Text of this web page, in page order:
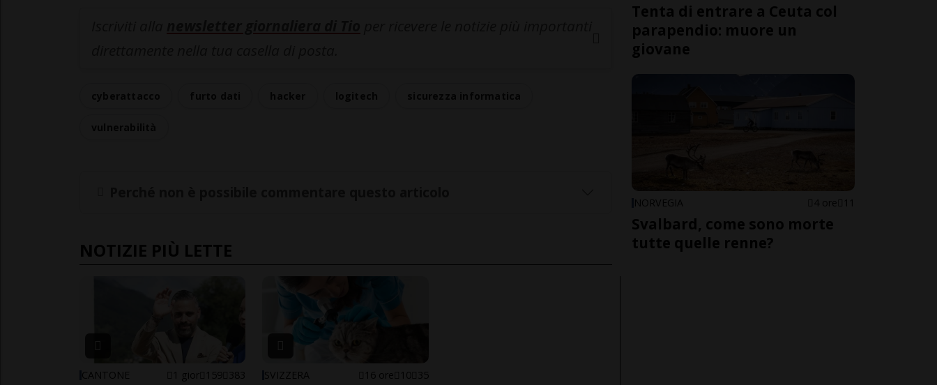
NOTIZIE PIÙ LETTE
CANTONE 1 gior 159 383 SVIZZERA 16 ore 10 35
Tenta di entrare a Ceuta col
parapendio: muore un
giovane
NORVEGIA 4 ore 11
Svalbard, come sono morte
tutte quelle renne?